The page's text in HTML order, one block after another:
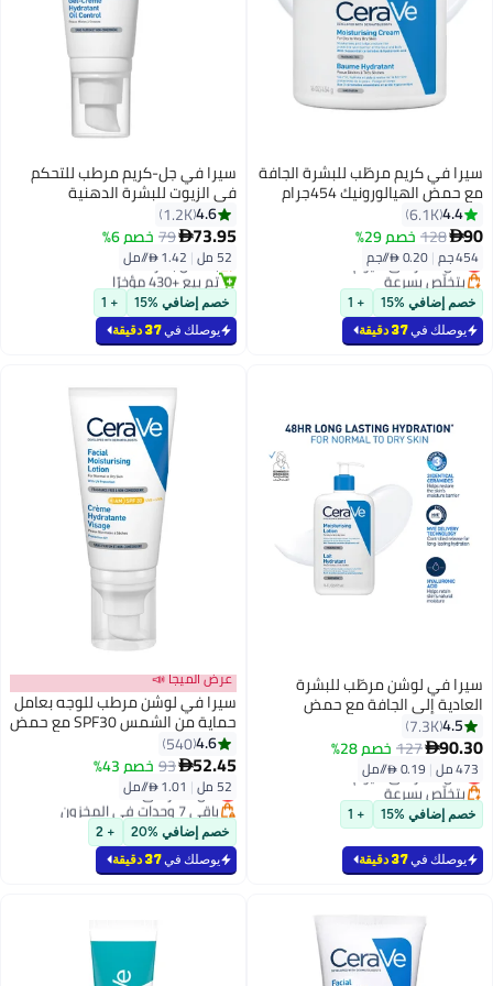
سيرا في كريم مرطّب للبشرة الجافة
مع حمض الهيالورونيك 454جرام
4.4
6.1K
90
128 خصم 29%
454 جم | #13 في مرطبات الوجه
أقل سعر في 7 يوم
بتخلّص بسرعة
تم بيع +320 مؤخرًا
#13 في مرطبات الوجه
خصم إضافي %15 + 1
يوصلك في37 دقيقة
سيرا في جل-كريم مرطب للتحكم
في الزيوت للبشرة الدهنية
4.6
1.2K
73.95
79 خصم 6%
52 مل |#20 في مرطبات الوجه
بتخلّص بسرعة
تم بيع +430 مؤخرًا
#20 في مرطبات الوجه
خصم إضافي %15 + 1
يوصلك في37 دقيقة
سيرا في لوشن مرطّب للبشرة
العادية إلى الجافة مع حمض
الهيالورونيك 473ملليلتر
4.5
7.3K
90.30
127 خصم 28%
473 مل | #24 في مرطبات الوجه
أقل سعر في 7 يوم
بتخلّص بسرعة
#24 في مرطبات الوجه
خصم إضافي %15 + 1
يوصلك في37 دقيقة
عرض الميجا 📣
سيرا في لوشن مرطب للوجه بعامل
حماية من الشمس SPF30 مع حمض
الهيالورونيك 52 مل 52ملليلتر
4.6
540
52.45
93 خصم 43%
52 مل |#40 في مرطبات الوجه
أقل سعر في السنة
باقي 7 وحدات في المخزون
#40 في مرطبات الوجه
خصم إضافي %20 + 2
يوصلك في37 دقيقة